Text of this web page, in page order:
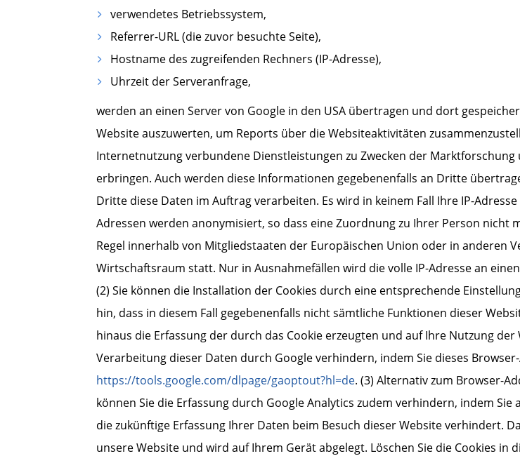
verwendetes Betriebssystem,
Referrer-URL (die zuvor besuchte Seite),
Hostname des zugreifenden Rechners (IP-Adresse),
Uhrzeit der Serveranfrage,
werden an einen Server von Google in den USA übertragen und dort
Website auszuwerten, um Reports über die Websiteaktivitäten
Internetnutzung verbundene Dienstleistungen zu Zwecken der
erbringen. Auch werden diese Informationen gegebenenfalls an Dritte
Dritte diese Daten im Auftrag verarbeiten. Es wird in keinem Fall Ihre IP-
Adressen werden anonymisiert, so dass eine Zuordnung zu Ihrer Person nicht
Regel innerhalb von Mitgliedstaaten der Europäischen Union oder in anderen
Wirtschaftsraum statt. Nur in Ausnahmefällen wird die volle IP-Adresse an
(2) Sie können die Installation der Cookies durch eine entsprechende
hin, dass in diesem Fall gegebenenfalls nicht sämtliche Funktionen dieser
hinaus die Erfassung der durch das Cookie erzeugten und auf Ihre Nutzung
Verarbeitung dieser Daten durch Google verhindern, indem Sie dieses
https://tools.google.com/dlpage/gaoptout?hl=de. (3) Alternativ zum Browser-
können Sie die Erfassung durch Google Analytics zudem verhindern, indem Sie
die zukünftige Erfassung Ihrer Daten beim Besuch dieser Website verhindert.
unsere Website und wird auf Ihrem Gerät abgelegt. Löschen Sie die Cookies in